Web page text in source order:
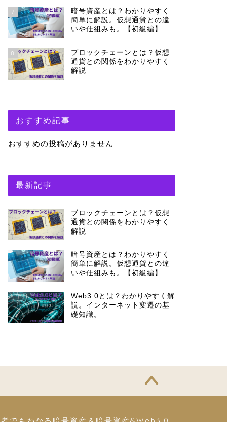
7
暗号資産とは？わかりやすく
簡単に解説。仮想通貨との違
いや仕組みも。【初級編】
8
ブロックチェーンとは？仮想
通貨との関係をわかりやすく
解説
おすすめ記事
おすすめの投稿がありません
最新記事
ブロックチェーンとは？仮想
通貨との関係をわかりやすく
解説
暗号資産とは？わかりやすく
簡単に解説。仮想通貨との違
いや仕組みも。【初級編】
Web3.0とは？わかりやすく解
説。インターネット変遷の基
礎知識。